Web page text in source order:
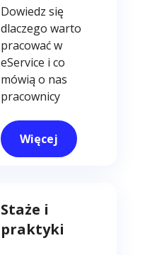
Dowiedz się
dlaczego warto
pracować w
eService i co
mówią o nas
pracownicy
Więcej
Staże i
praktyki